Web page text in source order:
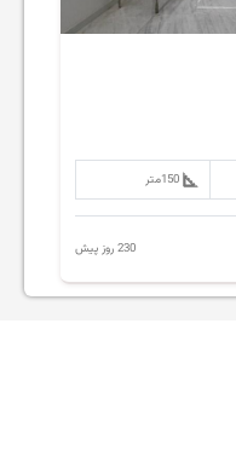
150متر
230 روز پیش